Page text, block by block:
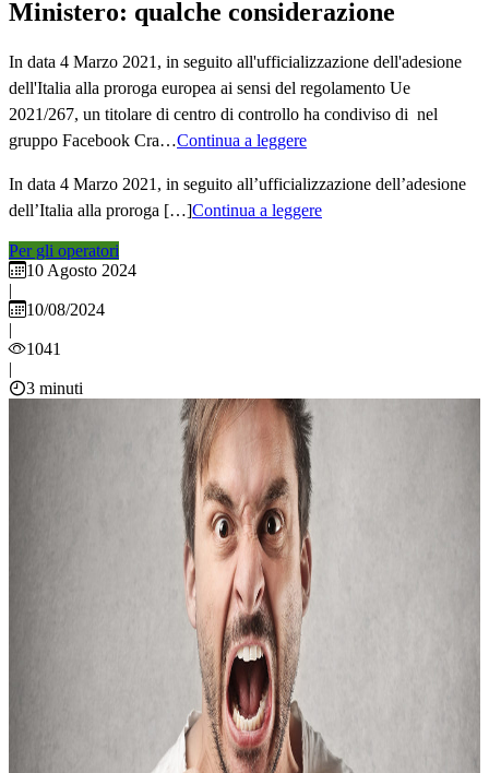
Ministero: qualche considerazione
In data 4 Marzo 2021, in seguito all'ufficializzazione dell'adesione
dell'Italia alla proroga europea ai sensi del regolamento Ue
2021/267, un titolare di centro di controllo ha condiviso di nel
gruppo Facebook Cra…Continua a leggere
In data 4 Marzo 2021, in seguito all’ufficializzazione dell’adesione
dell’Italia alla proroga […]Continua a leggere
Per gli operatori
10 Agosto 2024
|
10/08/2024
|
1041
|
3 minuti